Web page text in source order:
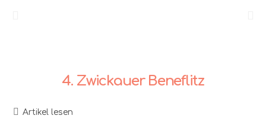
4. Zwickauer Beneflitz
Artikel lesen